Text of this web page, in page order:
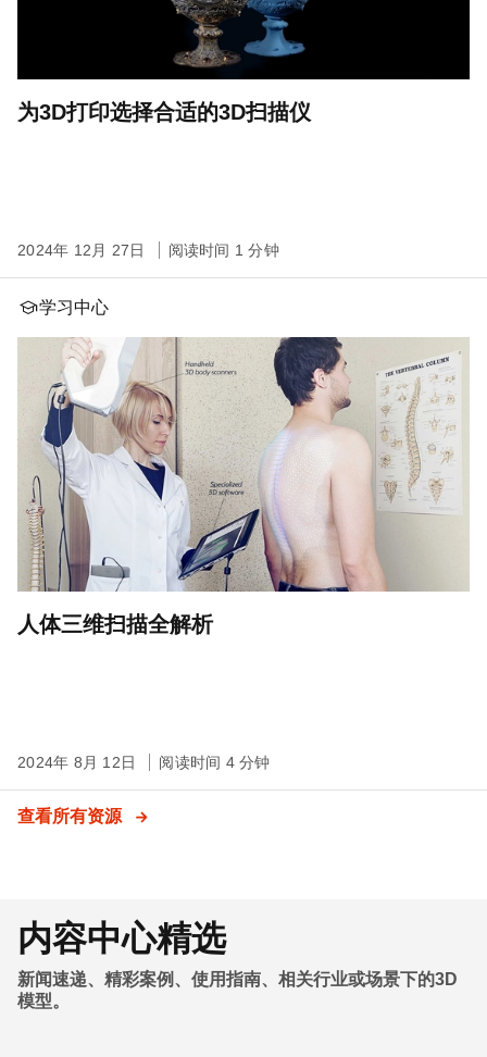
为3D打印选择合适的3D扫描仪
2024年 12月 27日 阅读时间 1 分钟
学习中心
人体三维扫描全解析
2024年 8月 12日 阅读时间 4 分钟
查看所有资源
内容中心精选
新闻速递、精彩案例、使用指南、相关行业或场景下的3D
模型。